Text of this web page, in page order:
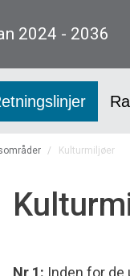
2024 - 2036
/ Kulturmiljøer
Nr 1: Inden for